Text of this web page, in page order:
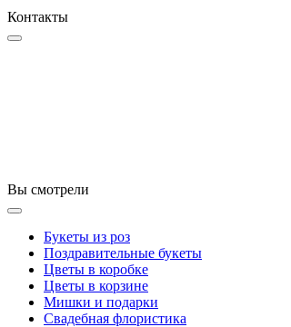
Контакты
Вы смотрели
Букеты из роз
Поздравительные букеты
Цветы в коробке
Цветы в корзине
Мишки и подарки
Свадебная флористика